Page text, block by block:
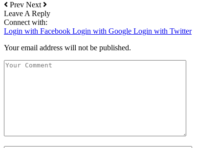
Prev Next
Leave A Reply
Connect with:
Login with Facebook Login with Google Login with Twitter
Your email address will not be published.